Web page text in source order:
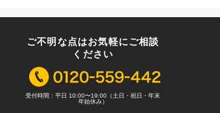
ご不明な点はお気軽にご相談
ください
受付時間：平日 10:00〜19:00（土日・祝日・年末
年始休み）